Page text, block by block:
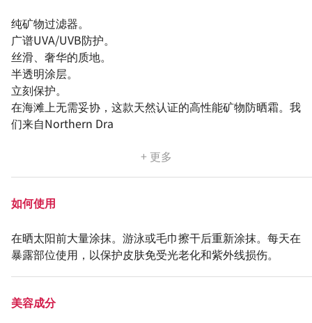
纯矿物过滤器。
广谱UVA/UVB防护。
丝滑、奢华的质地。
半透明涂层。
立刻保护。
在海滩上无需妥协，这款天然认证的高性能矿物防晒霜。我
们来自Northern Dra
+ 更多
如何使用
在晒太阳前大量涂抹。游泳或毛巾擦干后重新涂抹。每天在
暴露部位使用，以保护皮肤免受光老化和紫外线损伤。
美容成分